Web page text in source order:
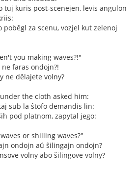
tuj kuris post-scenejen, levis angulon
za scenu, vozjel kut zelenoj
you making waves?!"
faras ondojn?!
ne dělajete volny?
the cloth asked him:
sub la ŝtofo demandis lin:
pod platnom, zapytal jego:
or shilling waves?"
ondojn aŭ ŝilingajn ondojn?
volny abo šilingove volny?